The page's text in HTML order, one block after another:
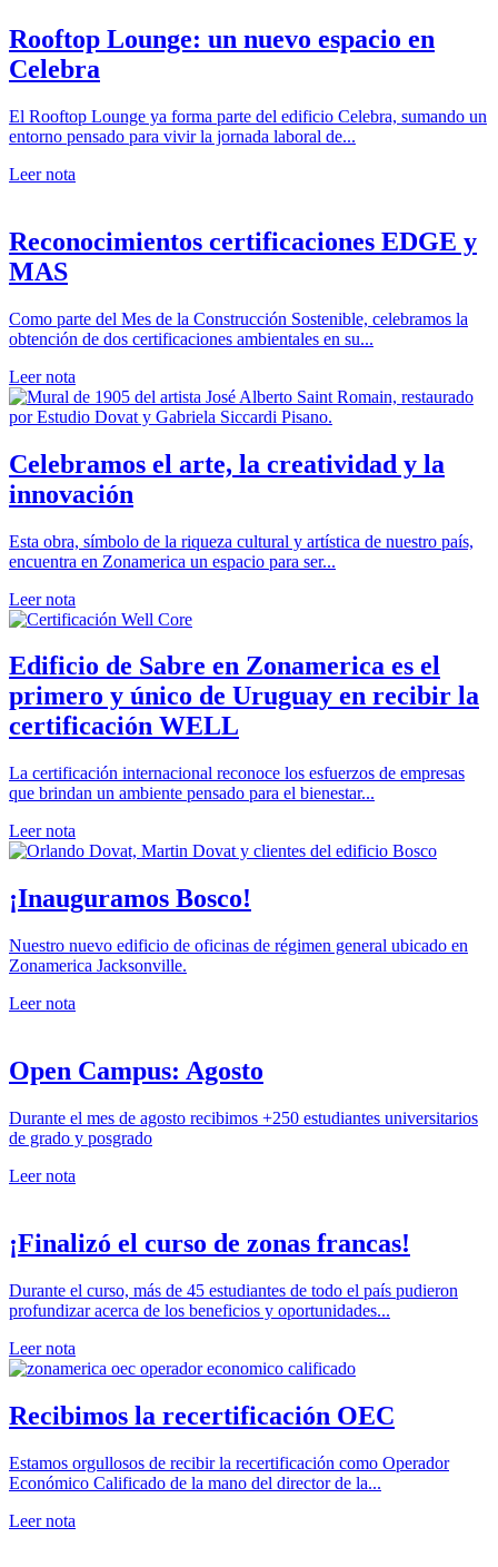
Rooftop Lounge: un nuevo espacio en
Celebra
El Rooftop Lounge ya forma parte del edificio Celebra, sumando un
entorno pensado para vivir la jornada laboral de...
Leer nota
Reconocimientos certificaciones EDGE y
MAS
Como parte del Mes de la Construcción Sostenible, celebramos la
obtención de dos certificaciones ambientales en su...
Leer nota
Celebramos el arte, la creatividad y la
innovación
Esta obra, símbolo de la riqueza cultural y artística de nuestro país,
encuentra en Zonamerica un espacio para ser...
Leer nota
Edificio de Sabre en Zonamerica es el
primero y único de Uruguay en recibir la
certificación WELL
La certificación internacional reconoce los esfuerzos de empresas
que brindan un ambiente pensado para el bienestar...
Leer nota
¡Inauguramos Bosco!
Nuestro nuevo edificio de oficinas de régimen general ubicado en
Zonamerica Jacksonville.
Leer nota
Open Campus: Agosto
Durante el mes de agosto recibimos +250 estudiantes universitarios
de grado y posgrado
Leer nota
¡Finalizó el curso de zonas francas!
Durante el curso, más de 45 estudiantes de todo el país pudieron
profundizar acerca de los beneficios y oportunidades...
Leer nota
Recibimos la recertificación OEC
Estamos orgullosos de recibir la recertificación como Operador
Económico Calificado de la mano del director de la...
Leer nota